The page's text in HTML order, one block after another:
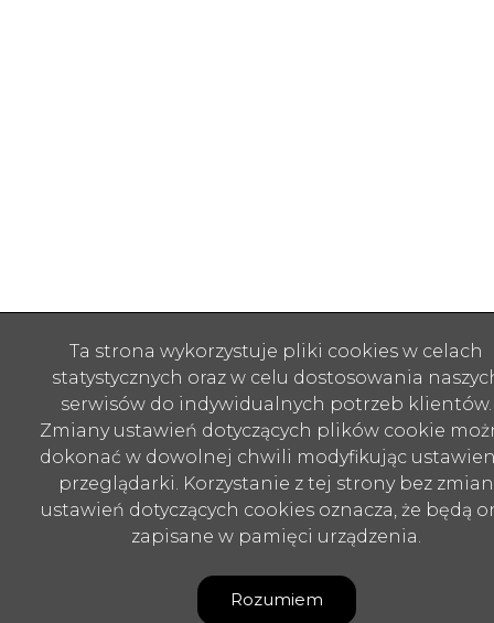
Ta strona wykorzystuje pliki cookies w celach
statystycznych oraz w celu dostosowania
serwisów do indywidualnych potrzeb klientów.
Zmiany ustawień dotyczących plików cookie
dokonać w dowolnej chwili modyfikując
przeglądarki. Korzystanie z tej strony bez zmian
ustawień dotyczących cookies oznacza, że będą
zapisane w pamięci urządzenia.
Rozumiem